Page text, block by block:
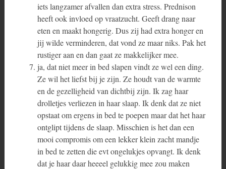
iets langzamer afvallen dan extra stress. Prednison
heeft ook invloed op vraatzucht. Geeft drang naar
eten en maakt hongerig. Dus zij had extra honger en
jij wilde verminderen, dat vond ze maar niks. Pak het
rustiger aan en dan gaat ze makkelijker mee.
ja, dat niet meer in bed slapen vindt ze wel een ding.
Ze wil het liefst bij je zijn. Ze houdt van de warmte
en de gezelligheid van dichtbij zijn. Ik zag haar
drolletjes verliezen in haar slaap. Ik denk dat ze niet
opstaat om ergens in bed te poepen maar dat het haar
ontglipt tijdens de slaap. Misschien is het dan een
mooi compromis om een lekker klein zacht mandje
in bed te zetten die evt ongelukjes opvangt. Ik denk
dat je haar daar heeeel gelukkig mee zou maken